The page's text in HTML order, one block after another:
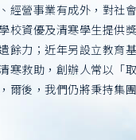
經營事業有成外，對社
校資優及清寒學生提供
餘力；近年另設立教育
寒救助，創辦人常以「
爾後，我們仍將秉持集